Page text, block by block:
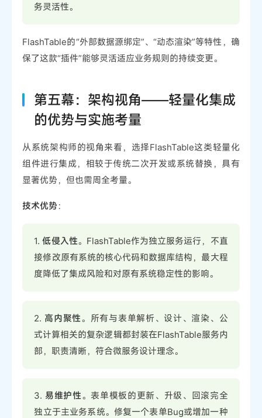
务灵活性。
FlashTable的“外部数据源绑定”、“动态渲染”等特性，确
保了这款“插件”能够灵活适应业务规则的持续变更。
第五幕：架构视角——轻量化集成
的优势与实施考量
从系统架构师的视角来看，选择FlashTable这类轻量化
组件进行集成，相较于传统二次开发或系统替换，具有
显著优势，但也需周全考量。
技术优势：
1.低侵入性。FlashTable作为独立服务运行，不直
接修改原有系统的核心代码和数据库结构，最大程
度降低了集成风险和对原有系统稳定性的影响。
2. 高内聚性。所有与表单解析、设计、渲染、公
式计算相关的复杂逻辑都封装在FlashTable服务内
部，职责清晰，符合微服务设计理念。
3. 易维护性。表单模板的更新、升级、回滚完全
独立于主业务系统。修复一个表单Bug或增加一种